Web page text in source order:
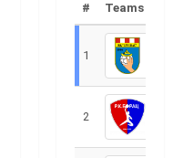
# Teams
1
2